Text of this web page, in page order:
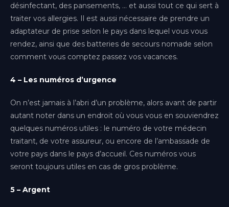
Paris-Roissy
Île-de-France
Pau
Nouvelle-Aquitaine
Bretagne
Toulouse
Occitanie
désinfectant, des pansements, … et aussi tout ce qui sert à
traiter vos allergies. Il est aussi nécessaire de prendre un
adaptateur de prise selon le pays dans lequel vous vous
rendez, ainsi que des batteries de secours nomade selon
comment vous comptez passez vos vacances.
4 – Les numéros d’urgence
On n’est jamais à l’abri d’un problème, alors avant de partir
autant noter dans un endroit où vous vous en souviendrez
quelques numéros utiles : le numéro de votre médecin
traitant, de votre assureur, ou encore de l’ambassade de
votre pays dans le pays d’accueil. Ces numéros vous
seront toujours utiles en cas de gros problème.
5 – Argent